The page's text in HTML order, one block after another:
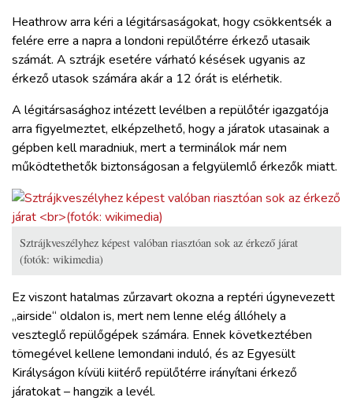
ARCHÍVUM
WEBSHOP
BELÉPÉS
REGISZTRÁCIÓ
Heathrow arra kéri a légitársaságokat, hogy csökkentsék a
felére erre a napra a londoni repülőtérre érkező utasaik
számát. A sztrájk esetére várható késések ugyanis az
érkező utasok számára akár a 12 órát is elérhetik.
A légitársasághoz intézett levélben a repülőtér igazgatója
arra figyelmeztet, elképzelhető, hogy a járatok utasainak a
gépben kell maradniuk, mert a terminálok már nem
működtethetők biztonságosan a felgyülemlő érkezők miatt.
Sztrájkveszélyhez képest valóban riasztóan sok az érkező járat
(fotók: wikimedia)
Ez viszont hatalmas zűrzavart okozna a reptéri úgynevezett
„airside“ oldalon is, mert nem lenne elég állóhely a
veszteglő repülőgépek számára. Ennek következtében
tömegével kellene lemondani induló, és az Egyesült
Királyságon kívüli kiitérő repülőtérre irányítani érkező
járatokat – hangzik a levél.